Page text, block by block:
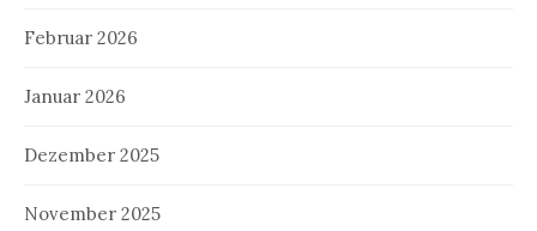
Februar 2026
Januar 2026
Dezember 2025
November 2025